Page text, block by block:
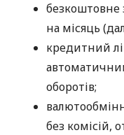
безкоштовне
на місяць
кредитний
оборотів;
без комісій,